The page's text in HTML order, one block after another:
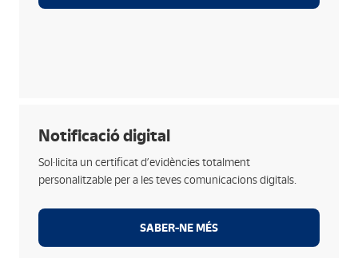
Notificació digital
Sol·licita un certificat d’evidències totalment
personalitzable per a les teves comunicacions digitals.
SABER-NE MÉS
Sense autenticació.
Introduint una dada clau (DNI/CIF, telèfon, etc.).